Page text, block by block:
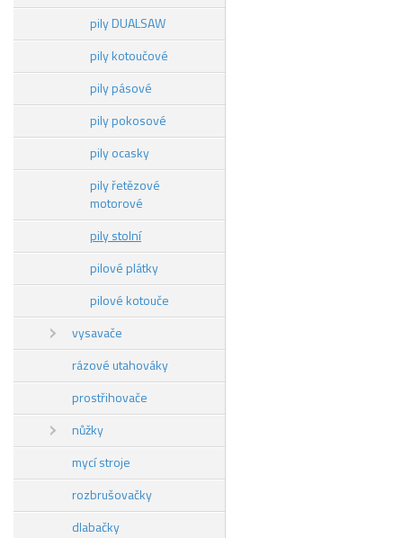
pily DUALSAW
pily kotoučové
pily pásové
pily pokosové
pily ocasky
pily řetězové
motorové
pily stolní
pilové plátky
pilové kotouče
vysavače
rázové utahováky
prostřihovače
nůžky
mycí stroje
rozbrušovačky
dlabačky